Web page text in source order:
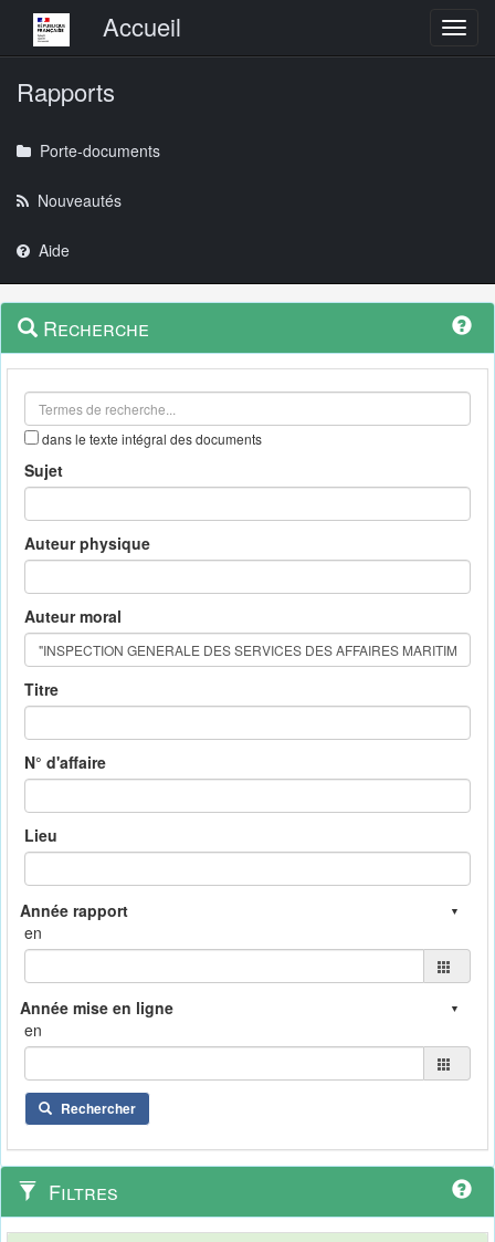
Menu principalAccueil
Rapports
Porte-documents
Nouveautés
Aide
Navigation
outils
Menu
contextuel
Recherche
dans le texte intégral des documents
Sujet
Auteur physique
Auteur moral
Titre
N° d'affaire
Lieu
en
en
Rechercher
Filtres